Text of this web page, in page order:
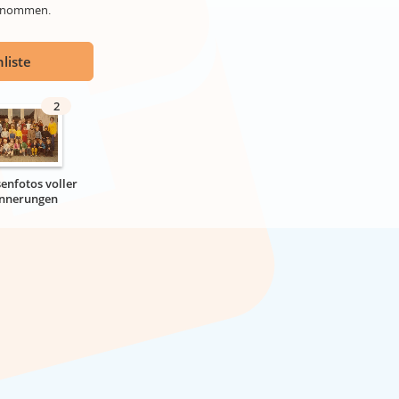
2
voller